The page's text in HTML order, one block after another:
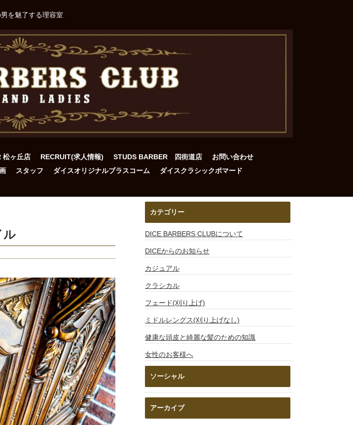
を魅了する理容室
松ヶ丘店 RECRUIT(求人情報) STUDS BARBER 四街道店
お問い合わせ
スタッフ ダイスオリジナルブラスコーム
ダイスクラシックポマード
ル
カテゴリー
DICE BARBERS CLUBについて
DICEからのお知らせ
カジュアル
クラシカル
フェード(刈り上げ)
ミドルレングス(刈り上げなし)
健康な頭皮と綺麗な髪のための知識
女性のお客様へ
ソーシャル
アーカイブ